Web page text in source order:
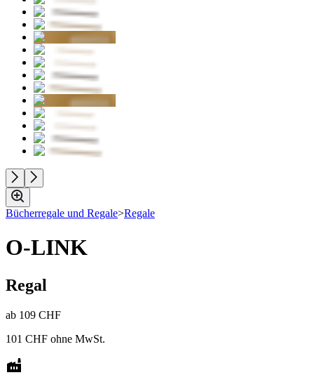
Bücherregale und Regale>Regale
O-LINK
Regal
ab 109 CHF
101 CHF ohne MwSt.